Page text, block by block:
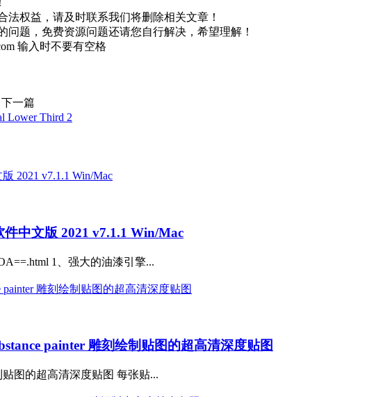
权益，请及时联系我们将删除相关文章！
题，免费资源问题还请您自行解决，希望理解！
输入时不要有空格
下一篇
Lower Third 2
中文版 2021 v7.1.1 Win/Mac
1、强大的油漆引擎...
painter 雕刻绘制贴图的超高清深度贴图
贴图的超高清深度贴图 每张贴...